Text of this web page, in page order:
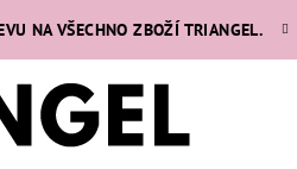
NA VŠECHNO ZBOŽÍ TRIANGEL.